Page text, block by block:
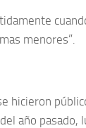
menores”.
hicieron
año pasado,